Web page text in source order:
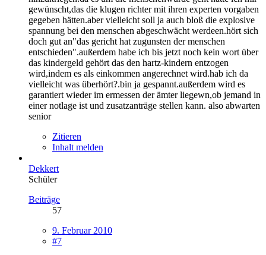
gewünscht,das die klugen richter mit ihren experten vorgaben
gegeben hätten.aber vielleicht soll ja auch bloß die explosive
spannung bei den menschen abgeschwächt werdeen.hört sich
doch gut an"das gericht hat zugunsten der menschen
entschieden".außerdem habe ich bis jetzt noch kein wort über
das kindergeld gehört das den hartz-kindern entzogen
wird,indem es als einkommen angerechnet wird.hab ich da
vielleicht was überhört?.bin ja gespannt.außerdem wird es
garantiert wieder im ermessen der ämter liegewn,ob jemand in
einer notlage ist und zusatzanträge stellen kann. also abwarten
senior
Zitieren
Inhalt melden
Dekkert
Schüler
Beiträge
57
9. Februar 2010
#7